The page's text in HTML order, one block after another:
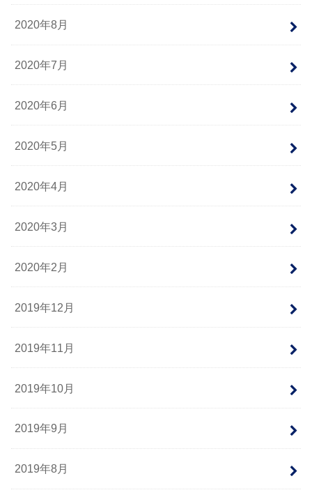
2020年8月
2020年7月
2020年6月
2020年5月
2020年4月
2020年3月
2020年2月
2019年12月
2019年11月
2019年10月
2019年9月
2019年8月